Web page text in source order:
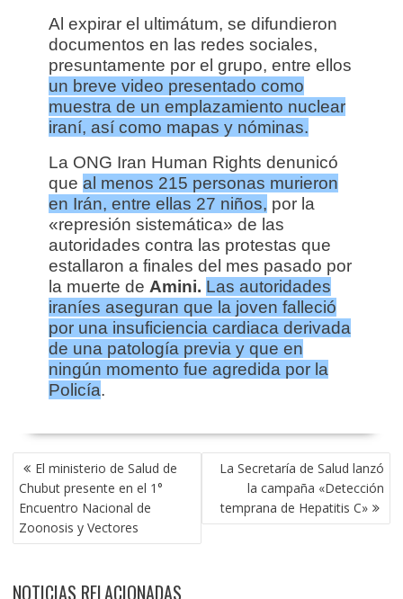
Al expirar el ultimátum, se difundieron
documentos en las redes sociales,
presuntamente por el grupo, entre ellos
un breve video presentado como
muestra de un emplazamiento nuclear
iraní, así como mapas y nóminas.
La ONG Iran Human Rights denunicó
que al menos 215 personas murieron
en Irán, entre ellas 27 niños, por la
«represión sistemática» de las
autoridades contra las protestas que
estallaron a finales del mes pasado por
la muerte de Amini. Las autoridades
iraníes aseguran que la joven falleció
por una insuficiencia cardiaca derivada
de una patología previa y que en
ningún momento fue agredida por la
Policía.
NAVEGACIÓN
DE
ENTRADAS
El ministerio de Salud de
Chubut presente en el 1°
Encuentro Nacional de
Zoonosis y Vectores
La Secretaría de Salud lanzó
la campaña «Detección
temprana de Hepatitis C»
NOTICIAS RELACIONADAS